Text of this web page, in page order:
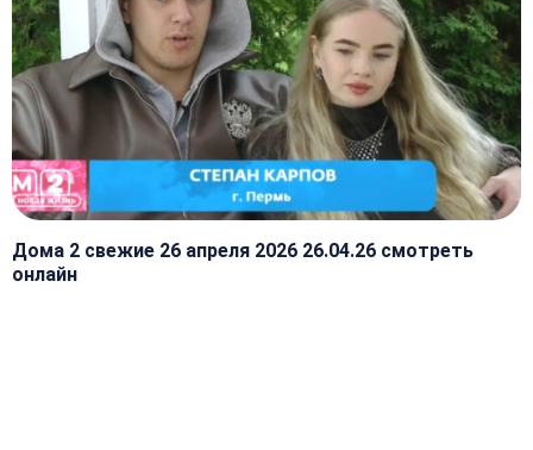
Дома 2 свежие 26 апреля 2026 26.04.26 смотреть
онлайн